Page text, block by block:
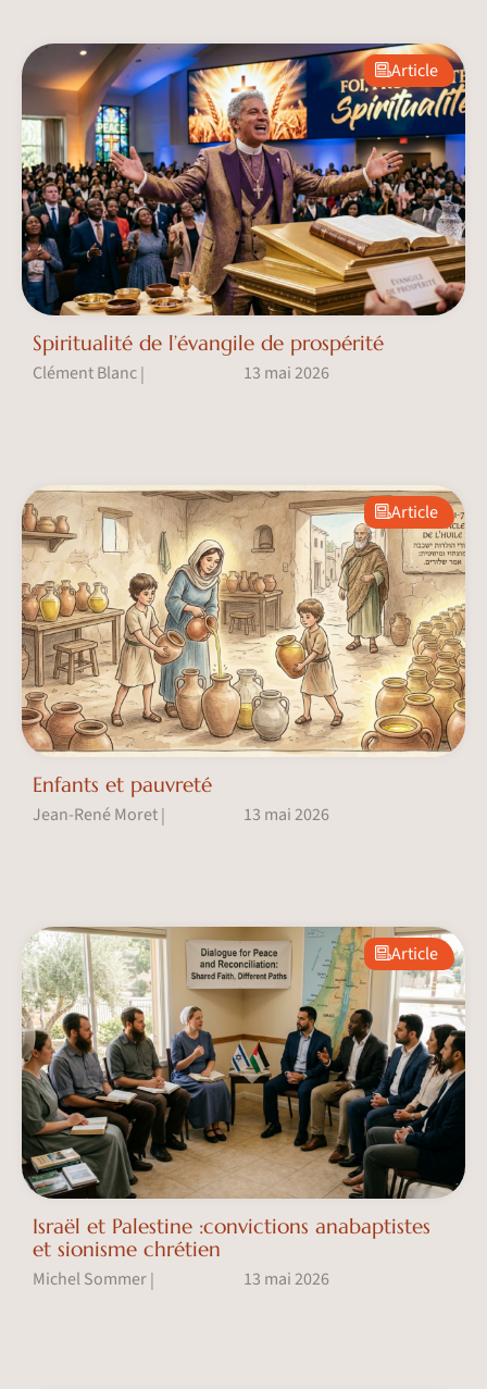
Article
Spiritualité de l’évangile de prospérité
Clément Blanc| 13 mai 2026
Article
Enfants et pauvreté
Jean-René Moret| 13 mai 2026
Article
Israël et Palestine :convictions anabaptistes
et sionisme chrétien
Michel Sommer| 13 mai 2026